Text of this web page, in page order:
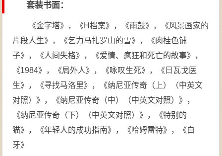
套装书面：
《金字塔》，《H档案》，《雨鼓》，《风景画家的
片段人生》，《乞力马扎罗山的雪》，《肉桂色铺
子》，《人间失格》，《爱情、疯狂和死亡的故事》，
《1984》，《局外人》，《咏叹生死》，《日瓦戈医
生》，《寻找马洛里》，《纳尼亚传奇（上）（中英文
对照）》，《纳尼亚传奇（中）（中英文对照）》，
《纳尼亚传奇（下）（中英文对照）》，《特别的
猫》，《年轻人的成功指南》，《哈姆雷特》，《白
牙》